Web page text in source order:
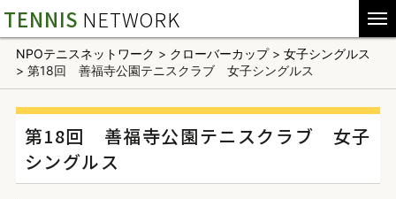
TENNIS NETWORK
NPOテニスネットワーク > クローバーカップ> 女子シングルス
> 第18回 善福寺公園テニスクラブ 女子シングルス
第18回 善福寺公園テニスクラブ 女子
シングルス